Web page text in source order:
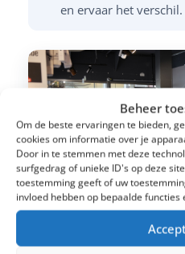
Beheer
Om de beste ervaringen te bieden,
cookies om informatie over je
Door in te stemmen met deze
surfgedrag of unieke ID's op deze
toestemming geeft of uw
invloed hebben op bepaalde functies
en ervaar het verschil.